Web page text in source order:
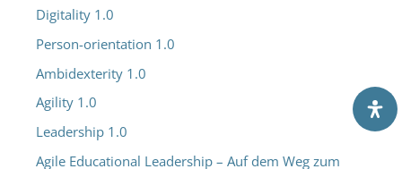
Digitality 1.0
Person-orientation 1.0
Ambidexterity 1.0
Agility 1.0
Leadership 1.0
Agile Educational Leadership – Auf dem Weg zum